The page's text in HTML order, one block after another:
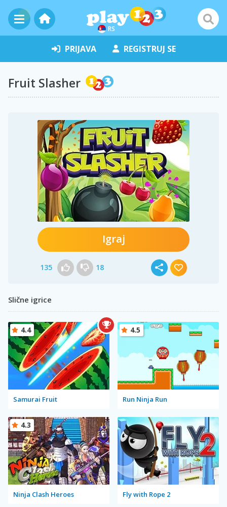
RS
PRIJAVA REGISTRUJ SE
Fruit Slasher
Igraj
135 18
Slične igrice
Samurai Fruit
4.4
Run Ninja Run
4.5
Ninja Clash Heroes
4.3
Fly with Rope 2